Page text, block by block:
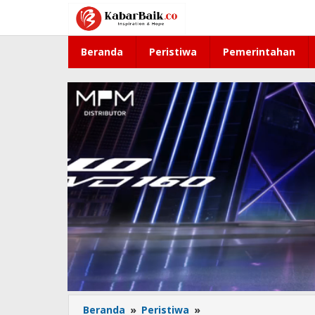
konten
Beranda Peristiwa Pemerintahan
Beranda » Peristiwa »